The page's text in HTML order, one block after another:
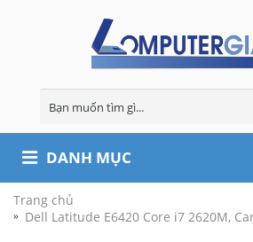
DANH MỤC
Trang chủ
Dell Latitude E6420 Core i7 2620M,